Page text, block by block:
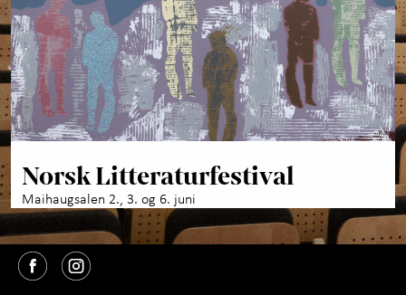
Norsk Litteraturfestival
Maihaugsalen 2., 3. og 6. juni